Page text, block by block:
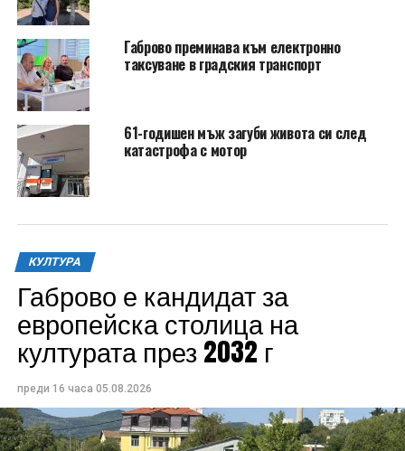
Габрово преминава към електронно
таксуване в градския транспорт
61-годишен мъж загуби живота си след
катастрофа с мотор
КУЛТУРА
Габрово е кандидат за
европейска столица на
културата през 2032 г
преди 16 часа 05.08.2026